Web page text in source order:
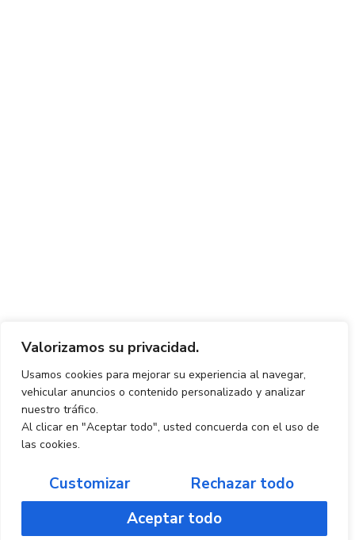
Valorizamos su privacidad.
Usamos cookies para mejorar su experiencia al navegar,
vehicular anuncios o contenido personalizado y analizar
nuestro tráfico.
Al clicar en "Aceptar todo", usted concuerda con el uso de
las cookies.
Customizar
Rechazar todo
Aceptar todo